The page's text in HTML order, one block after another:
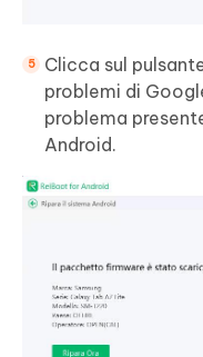
Clicca sul
problemi di
problema
Android.